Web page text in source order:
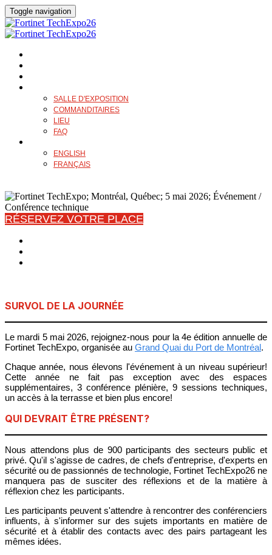
Toggle navigation
SALLE D'EXPOSITION
COMMANDITAIRES
LIEU
FAQ
ENGLISH
FRANÇAIS
RÉSERVEZ VOTRE PLACE
SURVOL DE LA JOURNÉE
Le mardi 5 mai 2026, rejoignez-nous pour la 4e édition annuelle de
Fortinet TechExpo, organisée au Grand Quai du Port de Montréal.
Chaque année, nous élevons l'événement à un niveau supérieur!
Cette année ne fait pas exception avec des espaces
supplémentaires, 3 conférence plénière, 9 sessions techniques,
un accès à la terrasse et bien plus encore!
QUI DEVRAIT ÊTRE PRÉSENT?
Nous attendons plus de 900 participants des secteurs public et
privé. Qu'il s'agisse de cadres, de chefs d'entreprise, d'experts en
sécurité ou de passionnés de technologie, Fortinet TechExpo26 ne
manquera pas de susciter des réflexions et de la matière à
réflexion chez les participants.
Les participants peuvent s'attendre à rencontrer des conférenciers
influents, à s'informer sur des sujets importants en matière de
sécurité et à établir des contacts avec des pairs partageant les
mêmes idées.